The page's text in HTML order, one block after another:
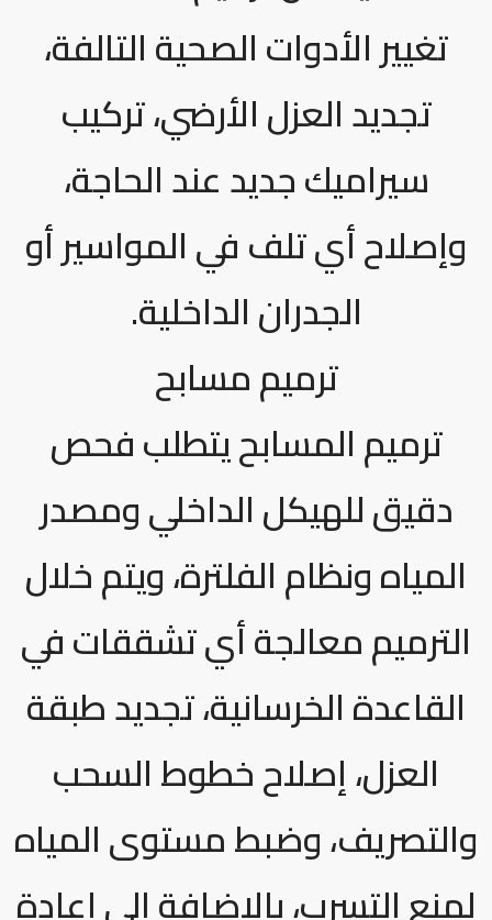
تغيير الأدوات الصحية التالفة،
تجديد العزل الأرضي، تركيب
سيراميك جديد عند الحاجة،
وإصلاح أي تلف في المواسير أو
الجدران الداخلية.
ترميم مسابح
ترميم المسابح يتطلب فحص
دقيق للهيكل الداخلي ومصدر
المياه ونظام الفلترة، ويتم خلال
الترميم معالجة أي تشققات في
القاعدة الخرسانية، تجديد طبقة
العزل، إصلاح خطوط السحب
والتصريف، وضبط مستوى المياه
لمنع التسرب، بالإضافة إلى إعادة